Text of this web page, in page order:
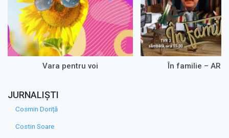
Vara pentru voi În familie –
JURNALIȘTI
Cosmin Doriță
Costin Soare